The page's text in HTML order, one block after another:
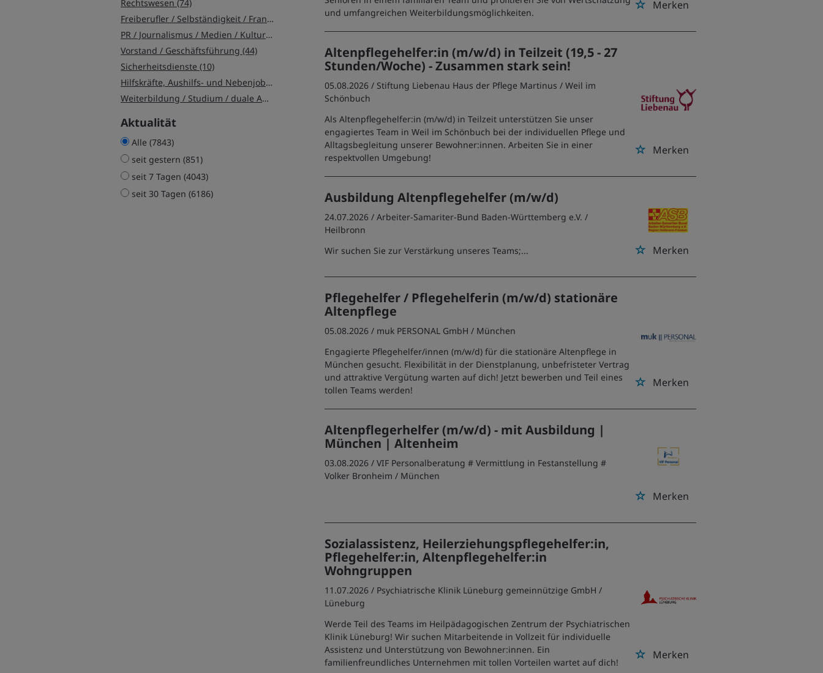
Rechtswesen (74)
Freiberufler / Selbständigkeit / Franchise (58)
PR / Journalismus / Medien / Kultur (45)
Vorstand / Geschäftsführung (44)
Sicherheitsdienste (10)
Hilfskräfte, Aushilfs- und Nebenjobs (8)
Weiterbildung / Studium / duale Ausbildung (7)
Aktualität
Alle (7843)
seit gestern (851)
seit 7 Tagen (4043)
seit 30 Tagen (6186)
Merken
und umfangreichen Weiterbildungsmöglichkeiten.
Altenpflegehelfer:in (m/w/d) in Teilzeit (19,5 - 27
Stunden/Woche) - Zusammen stark sein!
Merken
05.08.2026 / Stiftung Liebenau Haus der Pflege Martinus / Weil im
Schönbuch
Als Altenpflegehelfer:in (m/w/d) in Teilzeit unterstützen Sie unser
engagiertes Team in Weil im Schönbuch bei der individuellen Pflege und
Alltagsbegleitung unserer Bewohner:innen. Arbeiten Sie in einer
respektvollen Umgebung!
Ausbildung Altenpflegehelfer (m/w/d)
Merken
24.07.2026 /Arbeiter-Samariter-Bund Baden-Württemberg e.V. /
Heilbronn
Wir suchen Sie zur Verstärkung unseres Teams;...
Pflegehelfer / Pflegehelferin (m/w/d) stationäre
Altenpflege
Merken
05.08.2026 / muk PERSONAL GmbH / München
Engagierte Pflegehelfer/innen (m/w/d) für die stationäre Altenpflege in
München gesucht. Flexibilität in der Dienstplanung, unbefristeter Vertrag
und attraktive Vergütung warten auf dich! Jetzt bewerben und Teil eines
tollen Teams werden!
Altenpflegerhelfer (m/w/d) - mit Ausbildung |
München | Altenheim
Merken
03.08.2026 /VIF Personalberatung # Vermittlung in Festanstellung #
Volker Bronheim / München
Sozialassistenz, Heilerziehungspflegehelfer:in,
Pflegehelfer:in, Altenpflegehelfer:in
Wohngruppen
Merken
11.07.2026 / Psychiatrische Klinik Lüneburg gemeinnützige GmbH /
Lüneburg
Werde Teil des Teams im Heilpädagogischen Zentrum der Psychiatrischen
Klinik Lüneburg! Wir suchen Mitarbeitende in Vollzeit für individuelle
Assistenz und Unterstützung von Bewohner:innen. Ein
familienfreundliches Unternehmen mit tollen Vorteilen wartet auf dich!